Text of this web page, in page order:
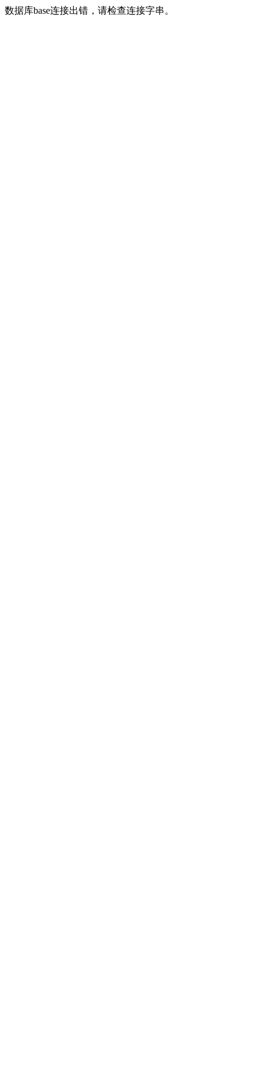
数据库base连接出错，请检查连接字串。